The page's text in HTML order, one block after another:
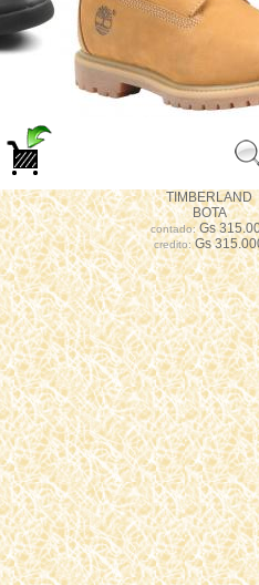
TIMBERLAND
BOTA
contado:Gs
credito:Gs